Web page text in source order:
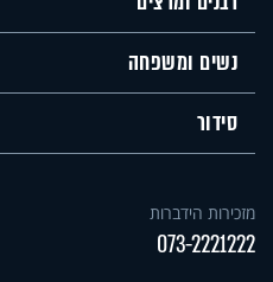
נשים ומשפחה
סידור
מזכירות הידברות
073-2221222